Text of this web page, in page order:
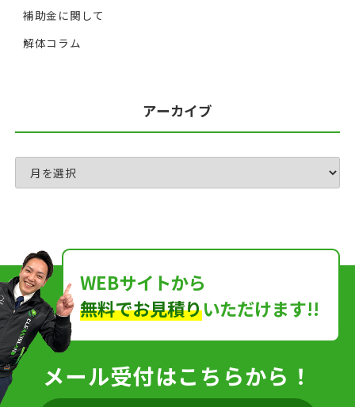
補助金に関して
解体コラム
アーカイブ
WEBサイトから
無料でお見積りいただけます!!
メール受付はこちらから！